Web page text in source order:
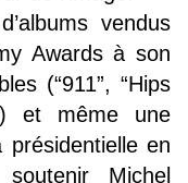
vendus
Awards à son
(“911”, “Hips
et même une
en
Michel